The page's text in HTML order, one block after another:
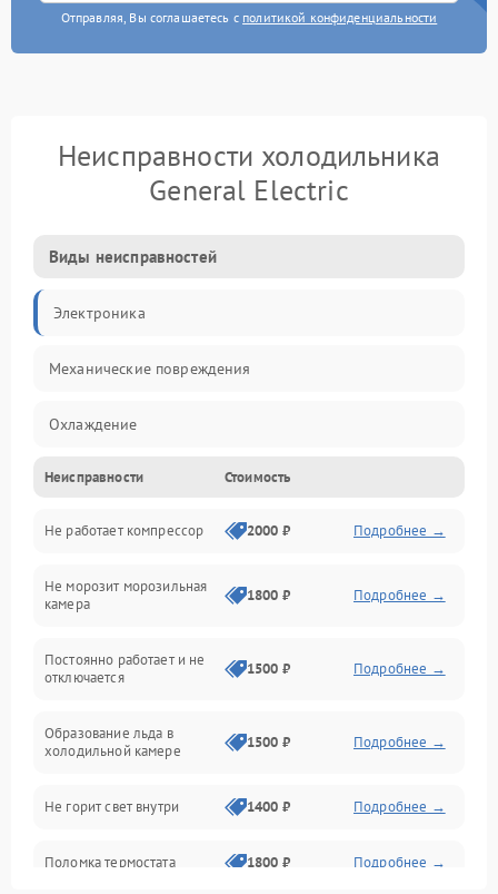
Отправляя, Вы соглашаетесь с политикой конфиденциальности
Неисправности холодильника
General Electric
Виды неисправностей
Электроника
Механические повреждения
Охлаждение
Механика
Электропитание
Дренаж
Неисправности Стоимость
Не работает компрессор 2000 ₽ Подробнее →
Не морозит морозильная
камера
1800 ₽ Подробнее →
Постоянно работает и не
отключается
1500 ₽ Подробнее →
Образование льда в
холодильной камере
1500 ₽ Подробнее →
Не горит свет внутри 1400 ₽ Подробнее →
Поломка термостата 1800 ₽ Подробнее →